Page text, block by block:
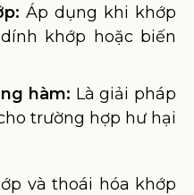
Áp dụng khi khớp
khớp hoặc biến
hàm: Là giải pháp
trường hợp hư hại
và thoái hóa khớp